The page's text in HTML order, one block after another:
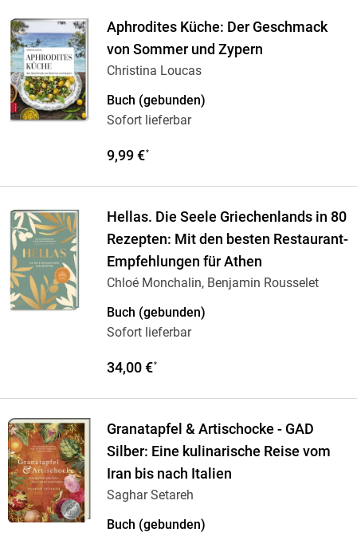
Aphrodites Küche: Der Geschmack
von Sommer und Zypern
Christina Loucas
Buch (gebunden)
Sofort lieferbar
9,99 €*
Hellas. Die Seele Griechenlands in 80
Rezepten: Mit den besten Restaurant-
Empfehlungen für Athen
Chloé Monchalin, Benjamin Rousselet
Buch (gebunden)
Sofort lieferbar
34,00 €*
Granatapfel & Artischocke - GAD
Silber: Eine kulinarische Reise vom
Iran bis nach Italien
Saghar Setareh
Buch (gebunden)